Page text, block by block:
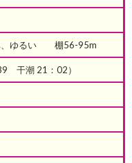
、ゆるい 棚56-95m
干潮 21：02）